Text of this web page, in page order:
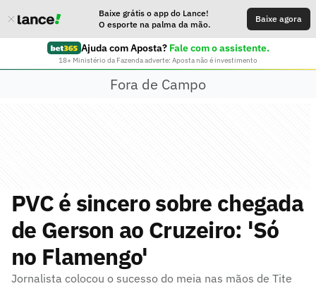
Baixe grátis o app do Lance!
O esporte na palma da mão.
Baixe agora
Ajuda com Aposta? Fale com o assistente.
18+ Ministério da Fazenda adverte: Aposta não é investimento
Fora de Campo
PVC é sincero sobre chegada
de Gerson ao Cruzeiro: 'Só
no Flamengo'
Jornalista colocou o sucesso do meia nas mãos de Tite